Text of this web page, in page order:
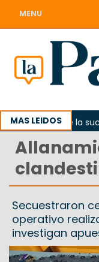
MENU
MAS LEIDOS
de la
Secuestraron
operativo
investigan